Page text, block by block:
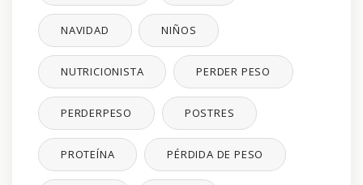
NAVIDAD NIÑOS
NUTRICIONISTA PERDER PESO
PERDERPESO POSTRES
PROTEÍNA PÉRDIDA DE PESO